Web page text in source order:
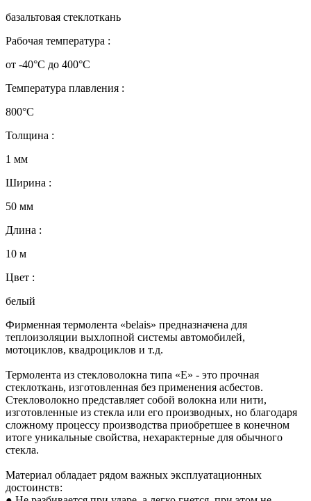
базальтовая стеклоткань
Рабочая температура :
от -40°C до 400°C
Температура плавления :
800°C
Толщина :
1 мм
Ширина :
50 мм
Длина :
10 м
Цвет :
белый
Фирменная термолента «belais» предназначена для
теплоизоляции выхлопной системы автомобилей,
мотоциклов, квадроциклов и т.д.
Термолента из стекловолокна типа «Е» - это прочная
стеклоткань, изготовленная без применения асбестов.
Стекловолокно представляет собой волокна или нити,
изготовленные из стекла или его производных, но благодаря
сложному процессу производства приобретшее в конечном
итоге уникальные свойства, нехарактерные для обычного
стекла.
Материал обладает рядом важных эксплуатационных
достоинств: